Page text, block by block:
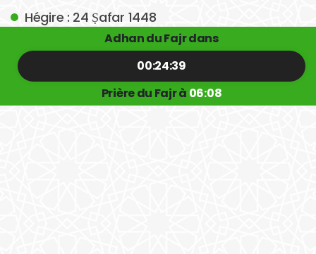
Hégire : 24 Ṣafar 1448
Adhan du Fajr dans
00:24:38
Prière du Fajr à 06:08